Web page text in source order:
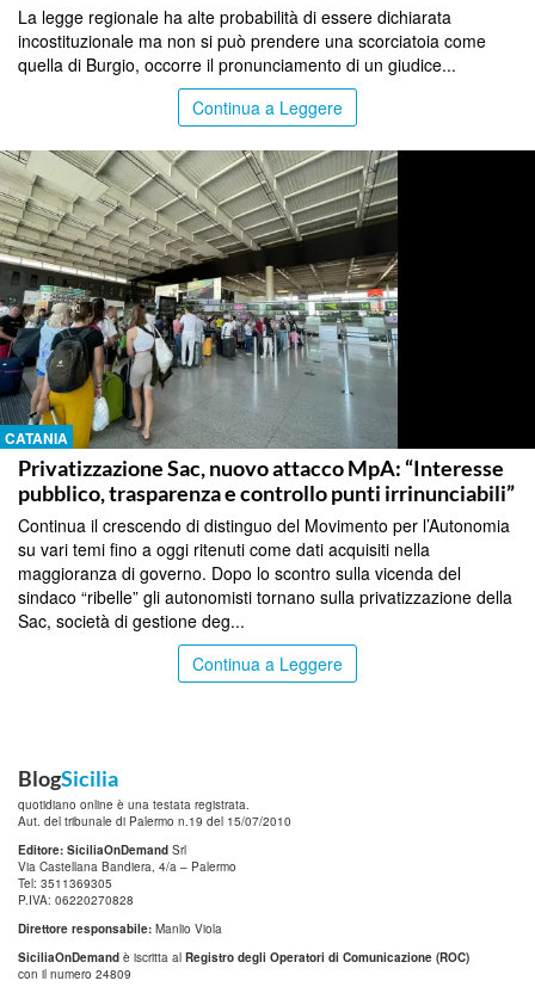
La legge regionale ha alte probabilità di essere dichiarata
incostituzionale ma non si può prendere una scorciatoia come
quella di Burgio, occorre il pronunciamento di un giudice...
Continua a Leggere
CATANIA
Privatizzazione Sac, nuovo attacco MpA: “Interesse
pubblico, trasparenza e controllo punti irrinunciabili”
Continua il crescendo di distinguo del Movimento per l’Autonomia
su vari temi fino a oggi ritenuti come dati acquisiti nella
maggioranza di governo. Dopo lo scontro sulla vicenda del
sindaco “ribelle” gli autonomisti tornano sulla privatizzazione della
Sac, società di gestione deg...
Continua a Leggere
BlogSicilia
quotidiano online è una testata registrata.
Aut. del tribunale di Palermo n.19 del 15/07/2010
Editore: SiciliaOnDemand Srl
Via Castellana Bandiera, 4/a – Palermo
Tel: 3511369305
P.IVA: 06220270828
Direttore responsabile: Manlio Viola
SiciliaOnDemand è iscritta al Registro degli Operatori di Comunicazione (ROC)
con il numero 24809